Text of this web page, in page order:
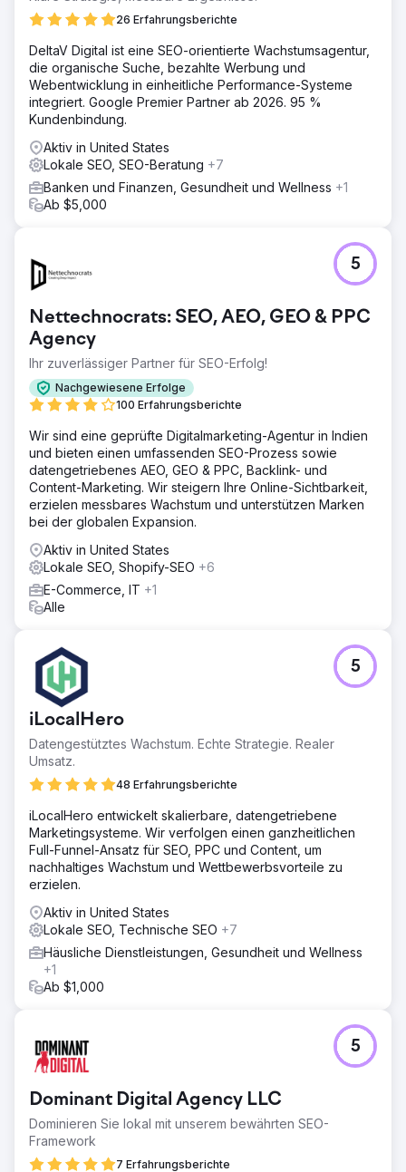
Ergebnis
Innerhalb der ersten drei Monate stiegen organischer
Traffic, Ranking-Keywords und verweisende Domains um
jeweils über 20 % – und qualifizierte Leads wurden über
die Suche generiert. Für ein Managed-IT-Unternehmen
amortisiert sich die Investition durch einen einzigen
Neukunden um ein Vielfaches, und die Pipeline wächst
nachvollziehbar.
Zur Agenturseite
26 Erfahrungsberichte
DeltaV Digital ist eine SEO-orientierte Wachstumsagentur,
die organische Suche, bezahlte Werbung und
Webentwicklung in einheitliche Performance-Systeme
integriert. Google Premier Partner ab 2026. 95 %
Kundenbindung.
Aktiv in United States
Lokale SEO, SEO-Beratung +7
Banken und Finanzen, Gesundheit und Wellness +1
Ab $5,000
Nettechnocrats: SEO, AEO, GEO & PPC
Agency
Ihr zuverlässiger Partner für SEO-Erfolg!
Nachgewiesene Erfolge
100 Erfahrungsberichte
5
Wir sind eine geprüfte Digitalmarketing-Agentur in Indien
und bieten einen umfassenden SEO-Prozess sowie
datengetriebenes AEO, GEO & PPC, Backlink- und
Content-Marketing. Wir steigern Ihre Online-Sichtbarkeit,
erzielen messbares Wachstum und unterstützen Marken
bei der globalen Expansion.
Aktiv in United States
Lokale SEO, Shopify-SEO +6
E-Commerce, IT +1
Alle
iLocalHero
Datengestütztes Wachstum. Echte Strategie. Realer
Umsatz.
48 Erfahrungsberichte
5
iLocalHero entwickelt skalierbare, datengetriebene
Marketingsysteme. Wir verfolgen einen ganzheitlichen
Full-Funnel-Ansatz für SEO, PPC und Content, um
nachhaltiges Wachstum und Wettbewerbsvorteile zu
erzielen.
Aktiv in United States
Lokale SEO, Technische SEO +7
Häusliche Dienstleistungen, Gesundheit und Wellness
+1
Ab $1,000
Dominant Digital Agency LLC
Dominieren Sie lokal mit unserem bewährten SEO-
Framework
7 Erfahrungsberichte
5